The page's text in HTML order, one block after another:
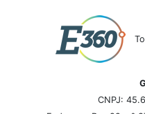
CNPJ: